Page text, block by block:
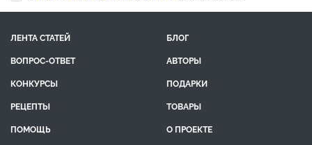
ЛЕНТА СТАТЕЙ
БЛОГ
ВОПРОС-ОТВЕТ
АВТОРЫ
КОНКУРСЫ
ПОДАРКИ
РЕЦЕПТЫ
ТОВАРЫ
ПОМОЩЬ
О ПРОЕКТЕ